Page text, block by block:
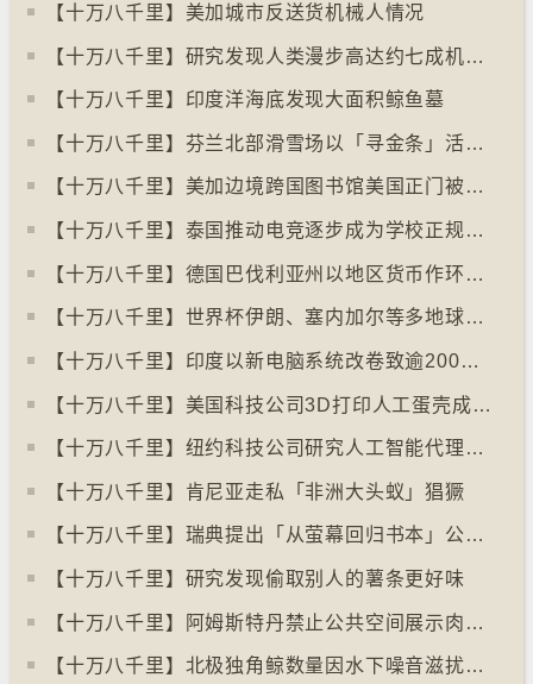
【十万八千里】美加城市反送货机械人情况
【十万八千里】研究发现人类漫步高达约七成机率「逆时针」行走
【十万八千里】印度洋海底发现大面积鲸鱼墓
【十万八千里】芬兰北部滑雪场以「寻金条」活动吸引游客
【十万八千里】美加边境跨国图书馆美国正门被禁另开「加拿大」门
【十万八千里】泰国推动电竞逐步成为学校正规课程
【十万八千里】德国巴伐利亚州以地区货币作环保金融工具
【十万八千里】世界杯伊朗、塞内加尔等多地球迷入境美国极有可能被拒绝入境
【十万八千里】印度以新电脑系统改卷致逾200万考生成绩或有出错
【十万八千里】美国科技公司3D打印人工蛋壳成功孵化小鸡
【十万八千里】纽约科技公司研究人工智能代理失控情况
【十万八千里】肯尼亚走私「非洲大头蚁」猖獗
【十万八千里】瑞典提出「从萤幕回归书本」公帑购买实体书
【十万八千里】研究发现偷取别人的薯条更好味
【十万八千里】阿姆斯特丹禁止公共空间展示肉类和化石燃料广告已促进碳中和
【十万八千里】北极独角鲸数量因水下噪音滋扰而减少